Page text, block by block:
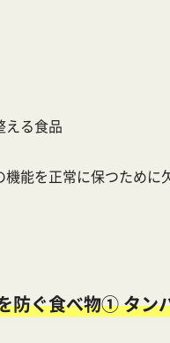
える食品
機能を正常に保つために
防ぐ食べ物① タン